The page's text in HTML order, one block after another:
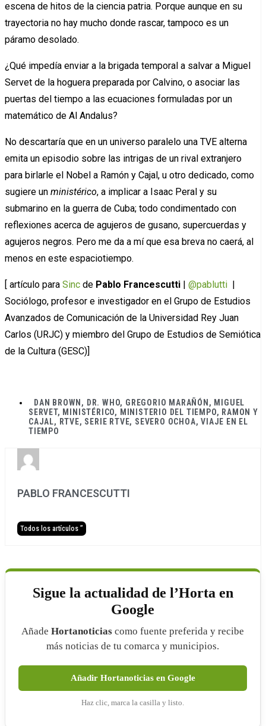
escena de hitos de la ciencia patria. Porque aunque en su
trayectoria no hay mucho donde rascar, tampoco es un
páramo desolado.
¿Qué impedía enviar a la brigada temporal a salvar a Miguel
Servet de la hoguera preparada por Calvino, o asociar las
puertas del tiempo a las ecuaciones formuladas por un
matemático de Al Andalus?
No descartaría que en un universo paralelo una TVE alterna
emita un episodio sobre las intrigas de un rival extranjero
para birlarle el Nobel a Ramón y Cajal, u otro dedicado, como
sugiere un ministérico, a implicar a Isaac Peral y su
submarino en la guerra de Cuba; todo condimentado con
reflexiones acerca de agujeros de gusano, supercuerdas y
agujeros negros. Pero me da a mí que esa breva no caerá, al
menos en este espaciotiempo.
[ artículo para Sinc de Pablo Francescutti @pablutti
Sociólogo, profesor e investigador en el Grupo de Estudios
Avanzados de Comunicación de la Universidad Rey Juan
Carlos (URJC) y miembro del Grupo de Estudios de Semiótica
de la Cultura (GESC)]
DAN BROWN , DR. WHO, GREGORIO MARAÑÓN , MIGUEL
SERVET, MINISTÉRICO, MINISTERIO DEL TIEMPO, RAMON Y
CAJAL, RTVE, SERIE RTVE, SEVERO OCHOA,VIAJE EN EL
TIEMPO
PABLO FRANCESCUTTI
Todos los artículos ”
Sigue la actualidad de l’Horta en
Google
Añade Hortanoticias como fuente preferida y recibe
más noticias de tu comarca y municipios.
Añadir Hortanoticias en Google
Haz clic, marca la casilla y listo.